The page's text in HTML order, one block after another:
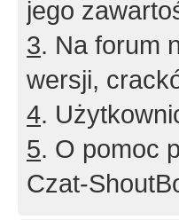
jego
3. Na forum
wersji,
4.
5. O pomoc
Czat-